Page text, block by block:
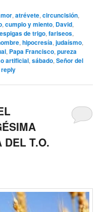
,atrévete,circuncisión,
,cumplo y miento, David,
espigas de trigo,fariseos,
,hipocresía,judaísmo,
, Papa Francisco,pureza
artificial,sábado,Señor del
reply
DEL T.O.